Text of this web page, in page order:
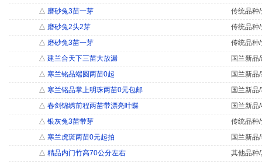
△ 磨砂兔3苗一芽
传统品种
△ 磨砂兔2头2芽
传统品种
△ 磨砂兔3苗一芽
传统品种
△ 建兰合天下三苗大放漏
国兰新品
△ 寒兰铭品端圆两苗0起
国兰新品
△ 寒兰铭品掌上明珠两苗0元包邮
国兰新品
△ 春剑锦绣前程两苗带漂亮叶蝶
国兰新品
△ 银灰兔3苗带芽
传统品种
△ 寒兰虎斑两苗0元起拍
国兰新品
△ 精品内门竹高70公分左右
其他品种